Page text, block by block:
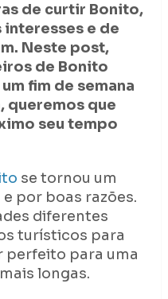
de curtir Bonito,
e de
Neste post,
de Bonito
fim de semana
queremos que
seu tempo
se tornou um
por boas razões.
diferentes
turísticos para
perfeito para uma
longas.